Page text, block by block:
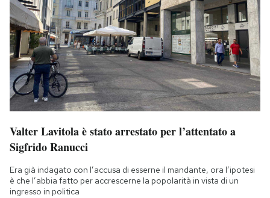
Valter Lavitola è stato arrestato per l’attentato a
Sigfrido Ranucci
Era già indagato con l’accusa di esserne il mandante, ora l’ipotesi
è che l’abbia fatto per accrescerne la popolarità in vista di un
ingresso in politica